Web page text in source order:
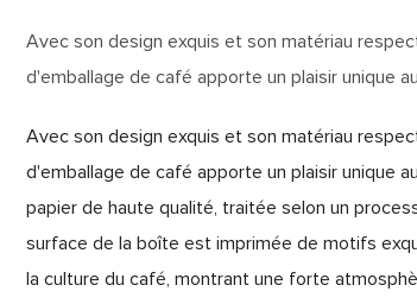
Avec son design exquis et son matériau
d'emballage de café apporte un plaisir unique
Avec son design exquis et son matériau
d'emballage de café apporte un plaisir unique
papier de haute qualité, traitée selon un
surface de la boîte est imprimée de motifs
la culture du café, montrant une forte